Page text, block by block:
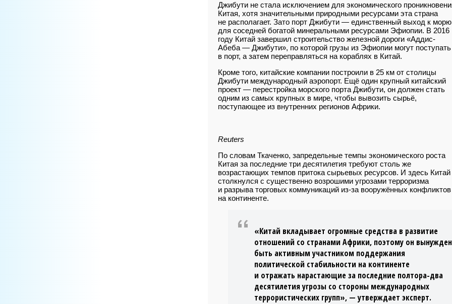
Джибути не стала исключением для экономического
Китая, хотя значительными природными ресурсами эта страна
не располагает. Зато порт Джибути — единственный выход к морю
для соседней богатой минеральными ресурсами Эфиопии. В 2016
году Китай завершил строительство железной дороги «Аддис-
Абеба — Джибути», по которой грузы из Эфиопии могут поступать
в порт, а затем переправляться на кораблях в Китай.
Кроме того, китайские компании построили в 25 км от столицы
Джибути международный аэропорт. Ещё один крупный китайский
проект — перестройка морского порта Джибути, он должен стать
одним из самых крупных в мире, чтобы вывозить сырьё,
поступающее из внутренних регионов Африки.
Reuters
По словам Ткаченко, запредельные темпы экономического роста
Китая за последние три десятилетия требуют столь же
возрастающих темпов притока сырьевых ресурсов. И здесь Китай
столкнулся с существенно возрошими угрозами терроризма
и разрыва торговых коммуникаций из-за вооружённых конфликтов
на континенте.
«Китай вкладывает огромные средства в развитие
отношений со странами Африки, поэтому он вынужден
быть активным участником поддержания
политической стабильности на континенте
и отражать нарастающие за последние полтора-два
десятилетия угрозы со стороны международных
террористических групп», — утверждает эксперт.